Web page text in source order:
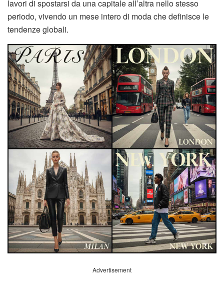
lavori di spostarsi da una capitale all’altra nello stesso
periodo, vivendo un mese intero di moda che definisce le
tendenze globali.
Advertisement